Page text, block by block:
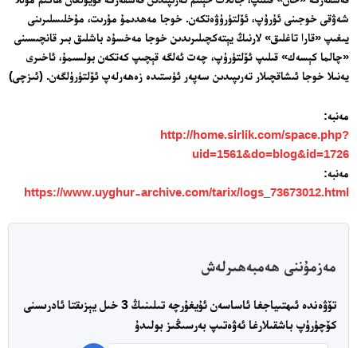
شەۋقى خوجىنى ئۇرۇپ، ئۆلتۈرۈۋەتكەن. خوجا مەھدىمۇ مۇرىت، مۇخلىسلىرىنى
يىغىپ «قارا تاغلىق» لارنىڭ يېتەكچىلىرىدىن خوجا مەخسۇد باشلىق بىر قانچىسىنى
«چالما كېسەك» قىلىپ ئۆلتۈرۈپ، چەت ئەلگە قېچىپ كەتكەن بولسىمۇ، ئاخىرى
يەنىلا خوجا ئىشاقچىلار تەرىپىدىن سەپەر ئۈستىدە زەھەرلەپ ئۆلتۈرۈلگەن. (ئىزچى)
مەنبە:
http://home.sirlik.com/space.php?
uid=1561&do=blog&id=1726
مەنبە:
https://www.uyghur-archive.com/tarix/logs_73673012.html
مەزمۇننى ھەمبەھىرلەش
تۆۋەندە ئىھتىياجغا ئاساسەن ئۇيغۇرچە تىلىنىڭ 3 خىل يېزىقتا ئادرىسنى
كۆچۈرۈپ باشقىلارغا ئەۋەتىپ بەرسىڭىز بولىدۇ